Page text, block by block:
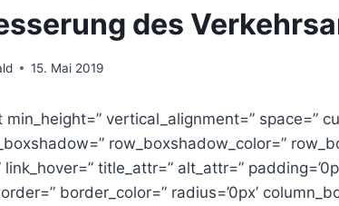
des
15. Mai 2019
vertical_alignment=” space=”
row_boxshadow_color=”
title_attr=” alt_attr=”
border_color=” radius=’0px’